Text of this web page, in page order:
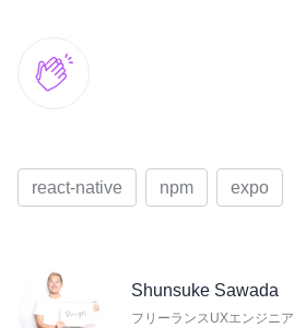
react-native npm expo
Shunsuke Sawada
フリーランスUXエンジニア